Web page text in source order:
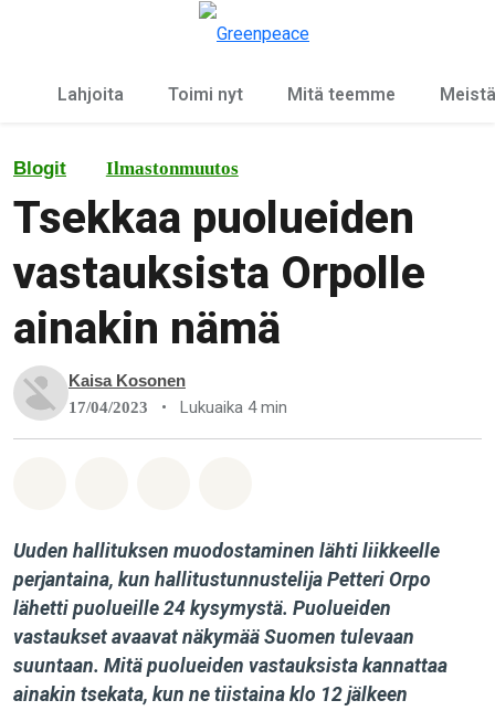
Lahjoita Toimi nyt Mitä teemme Meistä
Blogit Ilmastonmuutos
Tsekkaa puolueiden
vastauksista Orpolle
ainakin nämä
Kaisa Kosonen
17/04/2023 • Lukuaika 4 min
Uuden hallituksen muodostaminen lähti liikkeelle
perjantaina, kun hallitustunnustelija Petteri Orpo
lähetti puolueille 24 kysymystä. Puolueiden
vastaukset avaavat näkymää Suomen tulevaan
suuntaan. Mitä puolueiden vastauksista kannattaa
ainakin tsekata, kun ne tiistaina klo 12 jälkeen